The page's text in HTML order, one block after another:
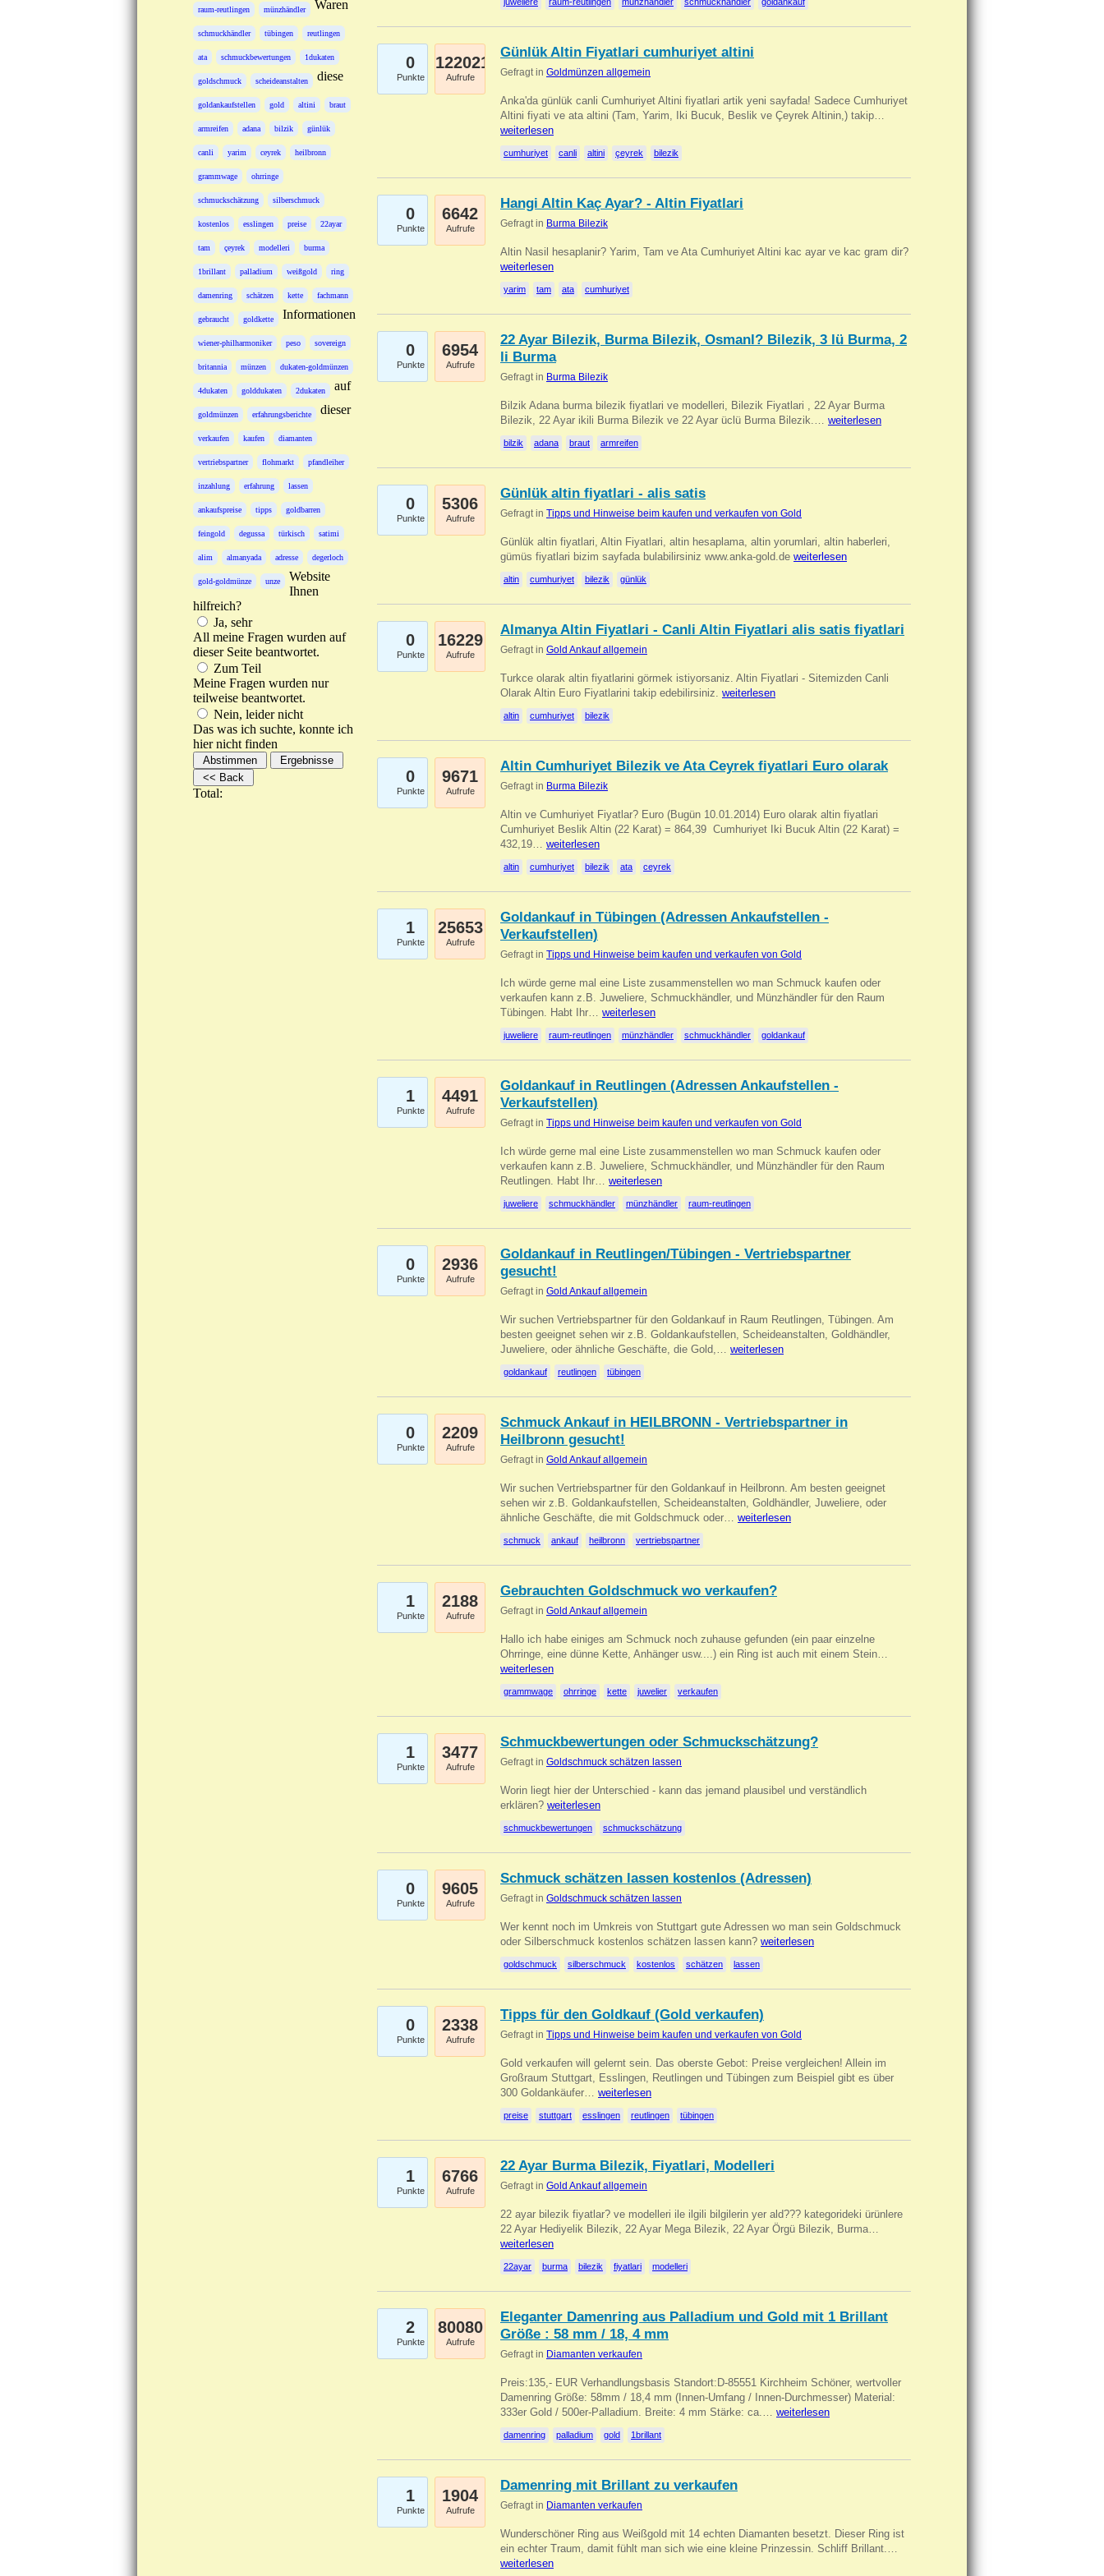
raum-reutlingen münzhändler
schmuckhändler tübingen reutlingen
ata schmuckbewertungen 1dukaten
goldschmuck scheideanstalten
goldankaufstellen gold altini braut
armreifen adana bilzik günlük
canli yarim ceyrek heilbronn
grammwage ohrringe
schmuckschätzung silberschmuck
kostenlos esslingen preise 22ayar
tam çeyrek modelleri burma
1brillant palladium weißgold ring
damenring schätzen kette fachmann
gebraucht goldkette
wiener-philharmoniker peso sovereign
britannia münzen dukaten-goldmünzen
4dukaten golddukaten 2dukaten
goldmünzen erfahrungsberichte
verkaufen kaufen diamanten
vertriebspartner flohmarkt pfandleiher
inzahlung erfahrung lassen
ankaufspreise tipps goldbarren
feingold degussa türkisch satimi
alim almanyada adresse degerloch
gold-goldmünze unze
Waren
diese
Informationen
auf
dieser
Website
Ihnen
hilfreich?
Ja, sehr
All meine Fragen wurden auf
dieser Seite beantwortet.
Zum Teil
Meine Fragen wurden nur
teilweise beantwortet.
Nein, leider nicht
Das was ich suchte, konnte ich
hier nicht finden
Total:
0
Punkte
122021
Aufrufe
Günlük Altin Fiyatlari cumhuriyet altini
Gefragt in Goldmünzen allgemein
Anka'da günlük canli Cumhuriyet Altini fiyatlari artik yeni sayfada! Sadece Cumhuriyet
Altini fiyati ve ata altini (Tam, Yarim, Iki Bucuk, Beslik ve Çeyrek Altinin,) takip…
weiterlesen
cumhuriyet canli altini çeyrek bilezik
0
Punkte
6642
Aufrufe
Hangi Altin Kaç Ayar? - Altin Fiyatlari
Gefragt in Burma Bilezik
Altin Nasil hesaplanir? Yarim, Tam ve Ata Cumhuriyet Altini kac ayar ve kac gram dir?
weiterlesen
yarim tam ata cumhuriyet
0
Punkte
6954
Aufrufe
22 Ayar Bilezik, Burma Bilezik, Osmanl? Bilezik, 3 lü Burma, 2
li Burma
Gefragt in Burma Bilezik
Bilzik Adana burma bilezik fiyatlari ve modelleri, Bilezik Fiyatlari , 22 Ayar Burma
Bilezik, 22 Ayar ikili Burma Bilezik ve 22 Ayar üclü Burma Bilezik.… weiterlesen
bilzik adana braut armreifen
0
Punkte
5306
Aufrufe
Günlük altin fiyatlari - alis satis
Gefragt in Tipps und Hinweise beim kaufen und verkaufen von Gold
Günlük altin fiyatlari, Altin Fiyatlari, altin hesaplama, altin yorumlari, altin haberleri,
gümüs fiyatlari bizim sayfada bulabilirsiniz www.anka-gold.de weiterlesen
altin cumhuriyet bilezik günlük
0
Punkte
16229
Aufrufe
Almanya Altin Fiyatlari - Canli Altin Fiyatlari alis satis fiyatlari
Gefragt in Gold Ankauf allgemein
Turkce olarak altin fiyatlarini görmek istiyorsaniz. Altin Fiyatlari - Sitemizden Canli
Olarak Altin Euro Fiyatlarini takip edebilirsiniz. weiterlesen
altin cumhuriyet bilezik
0
Punkte
9671
Aufrufe
Altin Cumhuriyet Bilezik ve Ata Ceyrek fiyatlari Euro olarak
Gefragt in Burma Bilezik
Altin ve Cumhuriyet Fiyatlar? Euro (Bugün 10.01.2014) Euro olarak altin fiyatlari
Cumhuriyet Beslik Altin (22 Karat) = 864,39  Cumhuriyet Iki Bucuk Altin (22 Karat) =
432,19… weiterlesen
altin cumhuriyet bilezik ata ceyrek
1
Punkte
25653
Aufrufe
Goldankauf in Tübingen (Adressen Ankaufstellen -
Verkaufstellen)
Gefragt in Tipps und Hinweise beim kaufen und verkaufen von Gold
Ich würde gerne mal eine Liste zusammenstellen wo man Schmuck kaufen oder
verkaufen kann z.B. Juweliere, Schmuckhändler, und Münzhändler für den Raum
Tübingen. Habt Ihr… weiterlesen
juweliere raum-reutlingen münzhändler schmuckhändler goldankauf
1
Punkte
4491
Aufrufe
Goldankauf in Reutlingen (Adressen Ankaufstellen -
Verkaufstellen)
Gefragt in Tipps und Hinweise beim kaufen und verkaufen von Gold
Ich würde gerne mal eine Liste zusammenstellen wo man Schmuck kaufen oder
verkaufen kann z.B. Juweliere, Schmuckhändler, und Münzhändler für den Raum
Reutlingen. Habt Ihr… weiterlesen
juweliere schmuckhändler münzhändler raum-reutlingen
0
Punkte
2936
Aufrufe
Goldankauf in Reutlingen/Tübingen - Vertriebspartner
gesucht!
Gefragt in Gold Ankauf allgemein
Wir suchen Vertriebspartner für den Goldankauf in Raum Reutlingen, Tübingen. Am
besten geeignet sehen wir z.B. Goldankaufstellen, Scheideanstalten, Goldhändler,
Juweliere, oder ähnliche Geschäfte, die Gold,… weiterlesen
goldankauf reutlingen tübingen
0
Punkte
2209
Aufrufe
Schmuck Ankauf in HEILBRONN - Vertriebspartner in
Heilbronn gesucht!
Gefragt in Gold Ankauf allgemein
Wir suchen Vertriebspartner für den Goldankauf in Heilbronn. Am besten geeignet
sehen wir z.B. Goldankaufstellen, Scheideanstalten, Goldhändler, Juweliere, oder
ähnliche Geschäfte, die mit Goldschmuck oder… weiterlesen
schmuck ankauf heilbronn vertriebspartner
1
Punkte
2188
Aufrufe
Gebrauchten Goldschmuck wo verkaufen?
Gefragt in Gold Ankauf allgemein
Hallo ich habe einiges am Schmuck noch zuhause gefunden (ein paar einzelne
Ohrringe, eine dünne Kette, Anhänger usw....) ein Ring ist auch mit einem Stein…
weiterlesen
grammwage ohrringe kette juwelier verkaufen
1
Punkte
3477
Aufrufe
Schmuckbewertungen oder Schmuckschätzung?
Gefragt in Goldschmuck schätzen lassen
Worin liegt hier der Unterschied - kann das jemand plausibel und verständlich
erklären? weiterlesen
schmuckbewertungen schmuckschätzung
0
Punkte
9605
Aufrufe
Schmuck schätzen lassen kostenlos (Adressen)
Gefragt in Goldschmuck schätzen lassen
Wer kennt noch im Umkreis von Stuttgart gute Adressen wo man sein Goldschmuck
oder Silberschmuck kostenlos schätzen lassen kann? weiterlesen
goldschmuck silberschmuck kostenlos schätzen lassen
0
Punkte
2338
Aufrufe
Tipps für den Goldkauf (Gold verkaufen)
Gefragt in Tipps und Hinweise beim kaufen und verkaufen von Gold
Gold verkaufen will gelernt sein. Das oberste Gebot: Preise vergleichen! Allein im
Großraum Stuttgart, Esslingen, Reutlingen und Tübingen zum Beispiel gibt es über
300 Goldankäufer… weiterlesen
preise stuttgart esslingen reutlingen tübingen
1
Punkte
6766
Aufrufe
22 Ayar Burma Bilezik, Fiyatlari, Modelleri
Gefragt in Gold Ankauf allgemein
22 ayar bilezik fiyatlar? ve modelleri ile ilgili bilgilerin yer ald??? kategorideki ürünlere
22 Ayar Hediyelik Bilezik, 22 Ayar Mega Bilezik, 22 Ayar Örgü Bilezik, Burma…
weiterlesen
22ayar burma bilezik fiyatlari modelleri
2
Punkte
80080
Aufrufe
Eleganter Damenring aus Palladium und Gold mit 1 Brillant
Größe : 58 mm / 18, 4 mm
Gefragt in Diamanten verkaufen
Preis:135,- EUR Verhandlungsbasis Standort:D-85551 Kirchheim Schöner, wertvoller
Damenring Größe: 58mm / 18,4 mm (Innen-Umfang / Innen-Durchmesser) Material:
333er Gold / 500er-Palladium. Breite: 4 mm Stärke: ca.… weiterlesen
damenring palladium gold 1brillant
1
Punkte
1904
Aufrufe
Damenring mit Brillant zu verkaufen
Gefragt in Diamanten verkaufen
Wunderschöner Ring aus Weißgold mit 14 echten Diamanten besetzt. Dieser Ring ist
ein echter Traum, damit fühlt man sich wie eine kleine Prinzessin. Schliff Brillant.…
weiterlesen